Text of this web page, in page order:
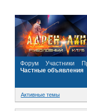
Форум Участники
Частные объявления
Активные темы